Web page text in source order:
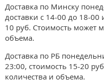
Доставка по Минску
доставки с 14-00 до 18-00
10 руб. Стоимость может
объема.
Доставка по РБ
23:00, стоимость 15-20
количества и объема.